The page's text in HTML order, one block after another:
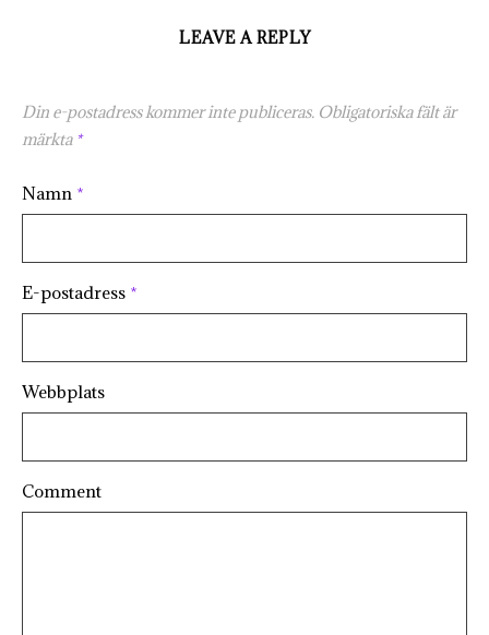
LEAVE A REPLY
Din e-postadress kommer inte publiceras. Obligatoriska fält är
märkta *
Namn *
E-postadress *
Webbplats
Comment